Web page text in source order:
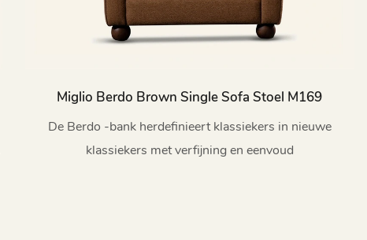
Miglio Berdo Brown Single Sofa Stoel M169
De Berdo -bank herdefinieert klassiekers in nieuwe
klassiekers met verfijning en eenvoud